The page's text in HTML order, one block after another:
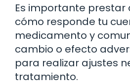
Es importante prestar
cómo responde tu
medicamento y
cambio o efecto
para realizar ajustes
tratamiento.